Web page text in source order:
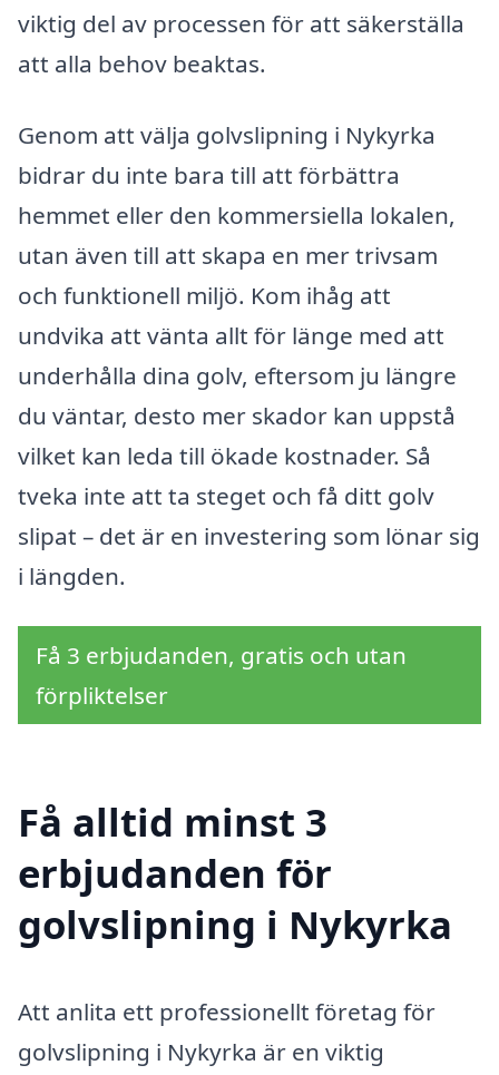
viktig del av processen för att säkerställa
att alla behov beaktas.
Genom att välja golvslipning i Nykyrka
bidrar du inte bara till att förbättra
hemmet eller den kommersiella lokalen,
utan även till att skapa en mer trivsam
och funktionell miljö. Kom ihåg att
undvika att vänta allt för länge med att
underhålla dina golv, eftersom ju längre
du väntar, desto mer skador kan uppstå
vilket kan leda till ökade kostnader. Så
tveka inte att ta steget och få ditt golv
slipat – det är en investering som lönar sig
i längden.
Få 3 erbjudanden, gratis och utan
förpliktelser
Få alltid minst 3
erbjudanden för
golvslipning i Nykyrka
Att anlita ett professionellt företag för
golvslipning i Nykyrka är en viktig